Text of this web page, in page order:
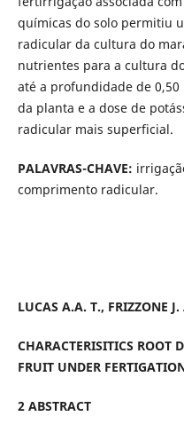
químicas do solo permitiu
radicular da cultura do
nutrientes para a cultura
até a profundidade de
da planta e a dose de
radicular mais superficial.
PALAVRAS-CHAVE:
comprimento radicular.
LUCAS A.A. T., FRIZZONE
CHARACTERISITICS ROOT
FRUIT UNDER
2 ABSTRACT